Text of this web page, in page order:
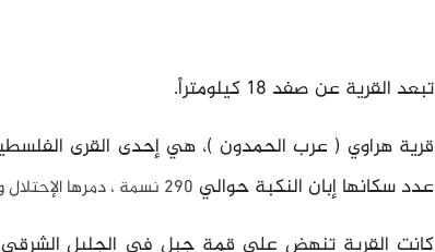
تبعد القرية عن صفد 18 كيلومتراً.
قرية هراوي ( عرب الحمدون )، هي إحدى القرى
عدد سكانها إبان النكبة حوالي 290 نسمة ، دمرها الإحتلال وهجر أهلها.
كانت القرية تنهض على قمة جبل في الجليل